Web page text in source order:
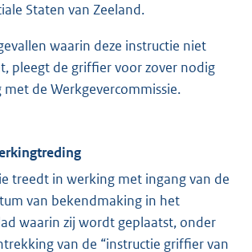
Staten van Zeeland.
waarin deze instructie niet
pleegt de griffier voor zover nodig
met de Werkgevercommissie.
treedt in werking met ingang van de
van bekendmaking in het
waarin zij wordt geplaatst, onder
van de “instructie griffier van